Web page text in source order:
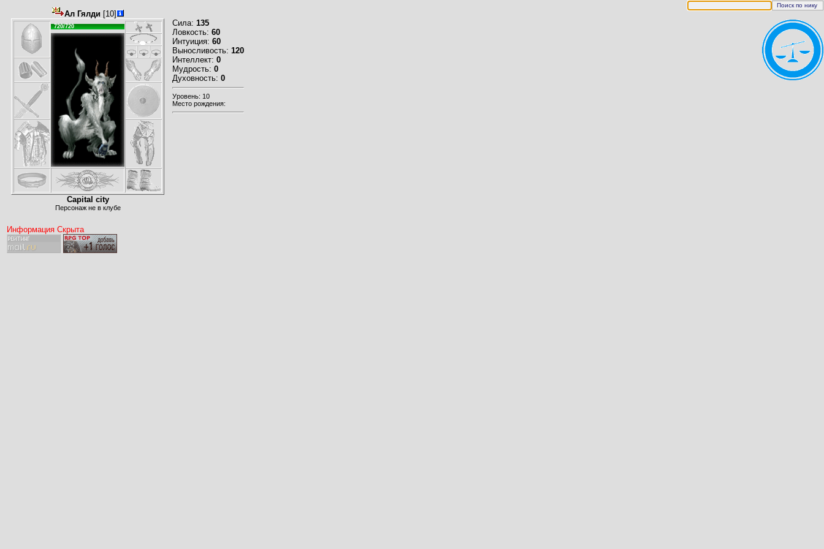
Ал Гялди [10]
720/720
Capital city
Персонаж не в клубе
Сила: 135
Ловкость: 60
Интуиция: 60
Выносливость: 120
Интеллект: 0
Мудрость: 0
Духовность: 0
Уровень: 10
Место рождения:
Информация Скрыта